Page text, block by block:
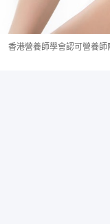
香港營養師學會認可營養